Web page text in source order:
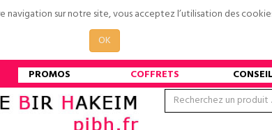
navigation sur notre site, vous acceptez l’utilisation des
OK
PROMOS COFFRETS